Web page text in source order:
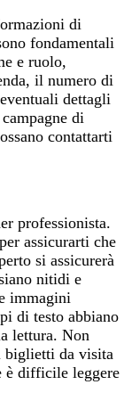
di
fondamentali
e ruolo,
il numero di
dettagli
di
contattarti
professionista.
assicurarti che
si assicurerà
nitidi e
immagini
di testo abbiano
lettura. Non
biglietti da visita
è difficile leggere